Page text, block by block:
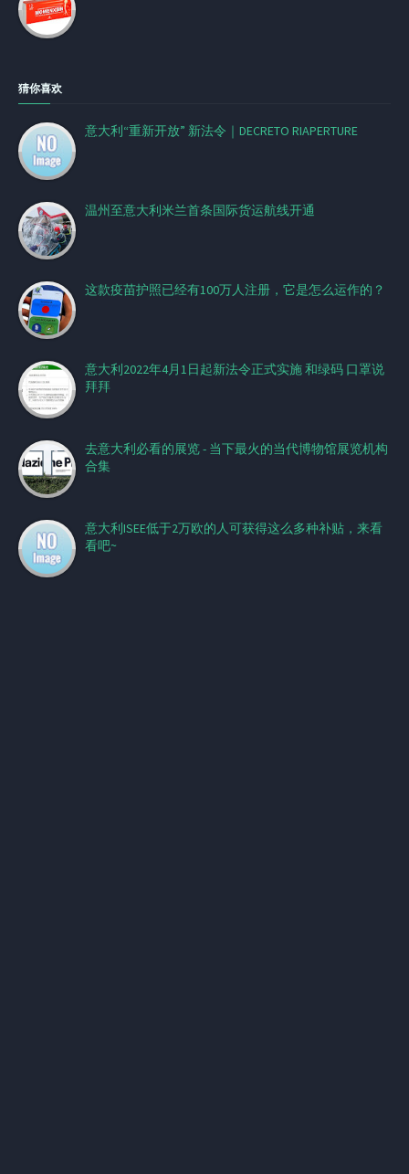
猜你喜欢
意大利“重新开放” 新法令｜DECRETO RIAPERTURE
温州至意大利米兰首条国际货运航线开通
这款疫苗护照已经有100万人注册，它是怎么运作的？
意大利2022年4月1日起新法令正式实施 和绿码 口罩说
拜拜
去意大利必看的展览 - 当下最火的当代博物馆展览机构
合集
意大利ISEE低于2万欧的人可获得这么多种补贴，来看
看吧~